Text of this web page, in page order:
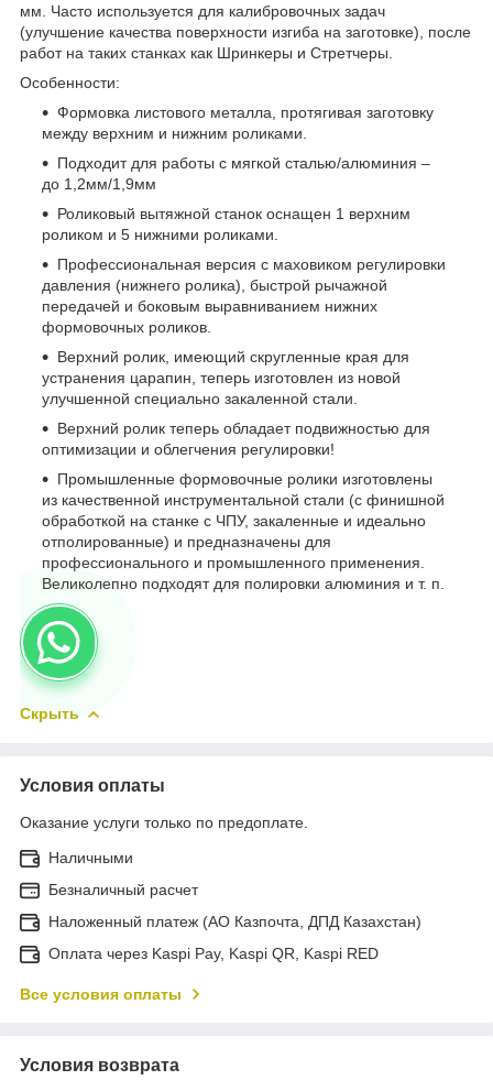
мм. Часто используется для калибровочных задач
(улучшение качества поверхности изгиба на заготовке), после
работ на таких станках как Шринкеры и Стретчеры.
Особенности:
Формовка листового металла, протягивая заготовку
между верхним и нижним роликами.
Подходит для работы с мягкой сталью/алюминия –
до 1,2мм/1,9мм
Роликовый вытяжной станок оснащен 1 верхним
роликом и 5 нижними роликами.
Профессиональная версия с маховиком регулировки
давления (нижнего ролика), быстрой рычажной
передачей и боковым выравниванием нижних
формовочных роликов.
Верхний ролик, имеющий скругленные края для
устранения царапин, теперь изготовлен из новой
улучшенной специально закаленной стали.
Верхний ролик теперь обладает подвижностью для
оптимизации и облегчения регулировки!
Промышленные формовочные ролики изготовлены
из качественной инструментальной стали (с финишной
обработкой на станке с ЧПУ, закаленные и идеально
отполированные) и предназначены для
профессионального и промышленного применения.
Великолепно подходят для полировки алюминия и т. п.
Скрыть
Условия оплаты
Оказание услуги только по предоплате.
Наличными
Безналичный расчет
Наложенный платеж (АО Казпочта, ДПД Казахстан)
Оплата через Kaspi Pay, Kaspi QR, Kaspi RED
Все условия оплаты
Условия возврата